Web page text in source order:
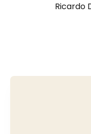
Ricardo